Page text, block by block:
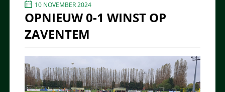
10 NOVEMBER 2024
OPNIEUW 0-1 WINST OP
ZAVENTEM